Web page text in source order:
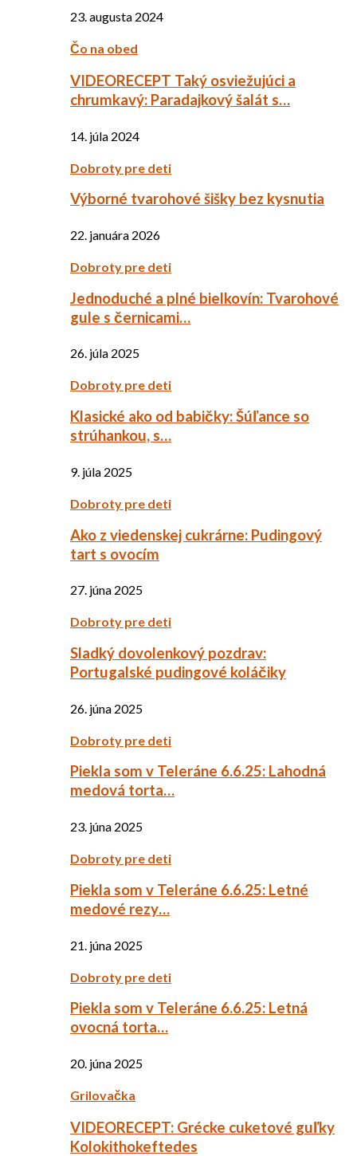
23. augusta 2024
Čo na obed
VIDEORECEPT Taký osviežujúci a
chrumkavý: Paradajkový šalát s…
14. júla 2024
Dobroty pre deti
Výborné tvarohové šišky bez kysnutia
22. januára 2026
Dobroty pre deti
Jednoduché a plné bielkovín: Tvarohové
gule s černicami…
26. júla 2025
Dobroty pre deti
Klasické ako od babičky: Šúľance so
strúhankou, s…
9. júla 2025
Dobroty pre deti
Ako z viedenskej cukrárne: Pudingový
tart s ovocím
27. júna 2025
Dobroty pre deti
Sladký dovolenkový pozdrav:
Portugalské pudingové koláčiky
26. júna 2025
Dobroty pre deti
Piekla som v Teleráne 6.6.25: Lahodná
medová torta…
23. júna 2025
Dobroty pre deti
Piekla som v Teleráne 6.6.25: Letné
medové rezy…
21. júna 2025
Dobroty pre deti
Piekla som v Teleráne 6.6.25: Letná
ovocná torta…
20. júna 2025
Grilovačka
VIDEORECEPT: Grécke cuketové guľky
Kolokithokeftedes